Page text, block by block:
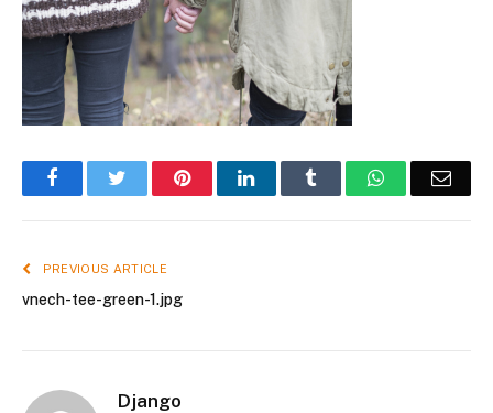
FacebookTwitter PinterestLinkedIn Tumblr WhatsApp
PREVIOUS ARTICLE
vnech-tee-green-1.jpg
Django